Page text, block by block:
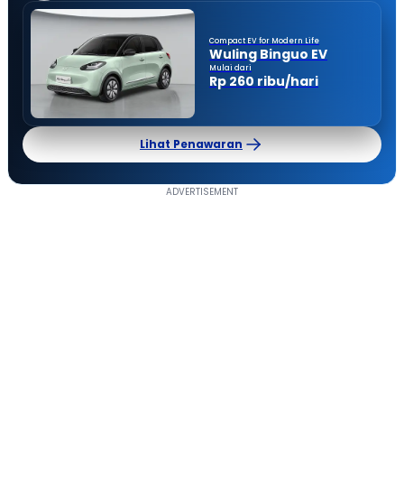
Compact EV for Modern Life
Wuling Binguo EV
Mulai dari
Rp 260 ribu/hari
Lihat Penawaran